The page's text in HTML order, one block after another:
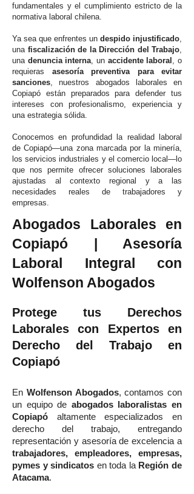
fundamentales y el cumplimiento estricto de la
normativa laboral chilena.
Ya sea que enfrentes un despido injustificado,
una fiscalización de la Dirección del Trabajo,
una denuncia interna, un accidente laboral , o
requieras asesoría preventiva para evitar
sanciones, nuestros abogados laborales en
Copiapó están preparados para defender tus
intereses con profesionalismo, experiencia y
una estrategia sólida.
Conocemos en profundidad la realidad laboral
de Copiapó—una zona marcada por la minería,
los servicios industriales y el comercio local—lo
que nos permite ofrecer soluciones laborales
ajustadas al contexto regional y a las
necesidades reales de trabajadores y
empresas.
Abogados Laborales en
Copiapó | Asesoría
Laboral Integral con
Wolfenson Abogados
Protege tus Derechos
Laborales con Expertos en
Derecho del Trabajo en
Copiapó
En Wolfenson Abogados, contamos con
un equipo de abogados laboralistas en
Copiapó altamente especializados en
derecho del trabajo, entregando
representación y asesoría de excelencia a
trabajadores, empleadores, empresas,
pymes y sindicatos en toda la Región de
Atacama.